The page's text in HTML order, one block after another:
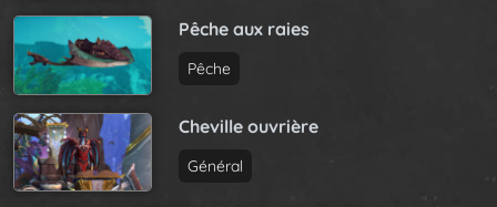
Pêche aux raies
Pêche
Cheville ouvrière
Général